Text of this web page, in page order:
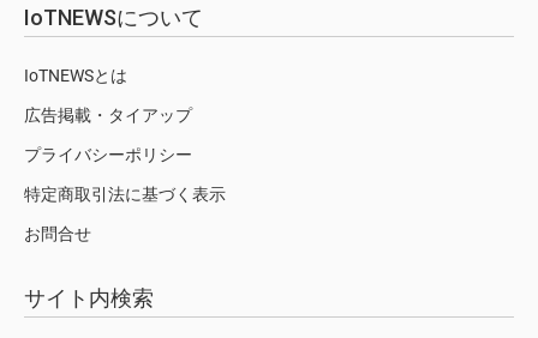
IoTNEWSについて
IoTNEWSとは
広告掲載・タイアップ
プライバシーポリシー
特定商取引法に基づく表示
お問合せ
サイト内検索